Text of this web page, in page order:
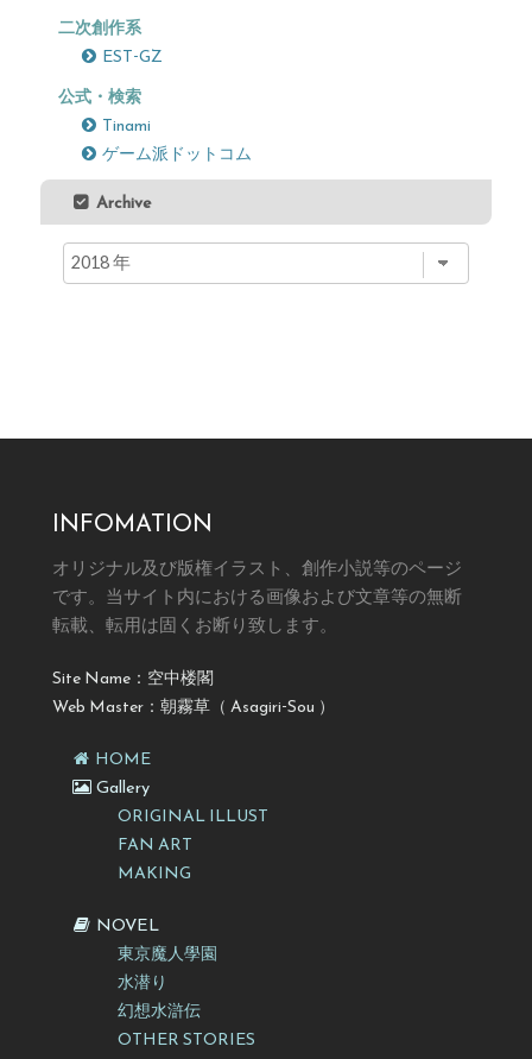
二次創作系
EST-GZ
公式・検索
Tinami
ゲーム派ドットコム
Archive
INFOMATION
オリジナル及び版権イラスト、創作小説等のページ
です。 当サイト内における画像および文章等の無断
転載、転用は固くお断り致します。
Site Name：空中楼閣
Web Master：朝霧草（ Asagiri-Sou ）
HOME
Gallery
ORIGINAL ILLUST
FAN ART
MAKING
NOVEL
東京魔人學園
水潜り
幻想水滸伝
OTHER STORIES